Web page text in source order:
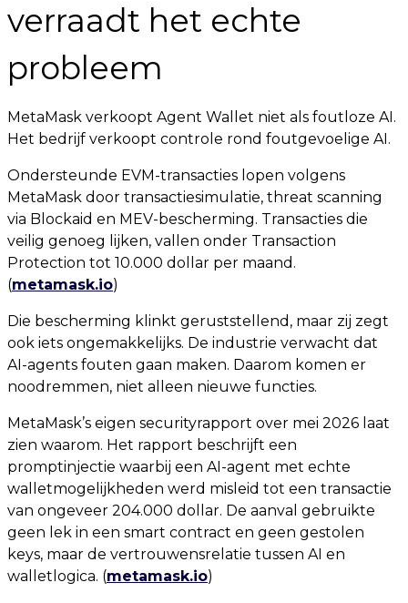
verraadt het echte
probleem
MetaMask verkoopt Agent Wallet niet als foutloze AI.
Het bedrijf verkoopt controle rond foutgevoelige AI.
Ondersteunde EVM-transacties lopen volgens
MetaMask door transactiesimulatie, threat scanning
via Blockaid en MEV-bescherming. Transacties die
veilig genoeg lijken, vallen onder Transaction
Protection tot 10.000 dollar per maand.
(metamask.io)
Die bescherming klinkt geruststellend, maar zij zegt
ook iets ongemakkelijks. De industrie verwacht dat
AI-agents fouten gaan maken. Daarom komen er
noodremmen, niet alleen nieuwe functies.
MetaMask’s eigen securityrapport over mei 2026 laat
zien waarom. Het rapport beschrijft een
promptinjectie waarbij een AI-agent met echte
walletmogelijkheden werd misleid tot een transactie
van ongeveer 204.000 dollar. De aanval gebruikte
geen lek in een smart contract en geen gestolen
keys, maar de vertrouwensrelatie tussen AI en
walletlogica. (metamask.io)